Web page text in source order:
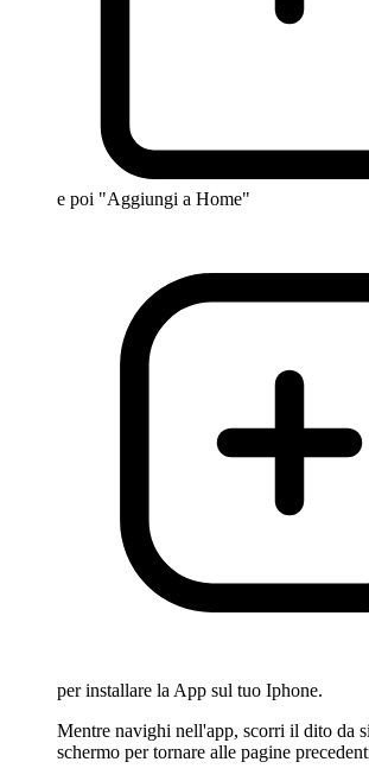
e poi "Aggiungi a Home"
per installare la App sul tuo Iphone.
Mentre navighi nell'app, scorri il dito da
schermo per tornare alle pagine